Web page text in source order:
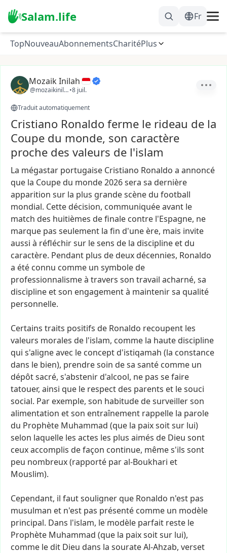
Salam.life Fr
TopNouveauAbonnementsCharitéPlus
Mozaik Inilah
@mozaikinilah•8 juil.
Traduit automatiquement
Cristiano Ronaldo ferme le rideau de la
Coupe du monde, son caractère
proche des valeurs de l'islam
La mégastar portugaise Cristiano Ronaldo a annoncé
que la Coupe du monde2026sera sa dernière
apparition sur la plus grandescène du football
mondial. Cette décision, communiquéeavant le
match des huitièmes definale contre l'Espagne, ne
marque pas seulement la fin d'une ère, mais invite
aussi à réfléchirsur lesens de la discipline et du
caractère. Pendant plus de deux décennies, Ronaldo
a été connu comme un symbole de
professionnalismeà travers son travail acharné, sa
discipline etson engagementà maintenirsa qualité
personnelle.
Certains traits positifs de Ronaldo recoupent les
valeurs morales de l'islam, comme la haute discipline
qui s'aligneavec le concept d'istiqamah (la constance
dans le bien), prendresoin desa santé comme un
dépôtsacré, s'abstenir d'alcool, ne pas sefaire
tatouer, ainsi que le respect des parents et lesouci
social. Par exemple, son habitude desurveillerson
alimentation etson entraînement rappelle la parole
du Prophète Muhammad (que la paixsoitsur lui)
selon laquelle les actes les plus aimés de Dieu sont
ceuxaccomplis defaçon continue, mêmes'ils sont
peu nombreux(rapporté paral-Boukhari et
Mouslim).
Cependant, il fautsouligner que Ronaldo n'est pas
musulman et n'est pas présenté comme un modèle
principal. Dans l'islam, le modèle parfait reste le
Prophète Muhammad (que la paixsoitsur lui),
comme le dit Dieu dans la sourateAl-Ahzab, verset